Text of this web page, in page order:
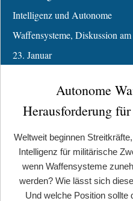
Intelligenz und Autonome
Waffensysteme, Diskussion am
23. Januar
Autonome
Herausforderung
Weltweit beginnen
Intelligenz für militärische
wenn Waffensysteme
werden? Wie lässt sich
Und welche Position sollte